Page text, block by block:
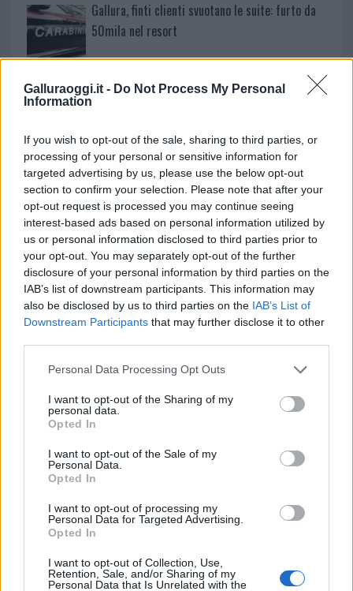
Galluraoggi.it - Do Not Process My Personal
Information
If you wish to opt-out of the sale, sharing to third parties, or
processing of your personal or sensitive information for
targeted advertising by us, please use the below opt-out
section to confirm your selection. Please note that after your
opt-out request is processed you may continue seeing
interest-based ads based on personal information utilized by
us or personal information disclosed to third parties prior to
your opt-out. You may separately opt-out of the further
disclosure of your personal information by third parties on the
IAB’s list of downstream participants. This information may
also be disclosed by us to third parties on the IAB’s List of
Downstream Participants that may further disclose it to other
Please note that this website/app uses one or more Google
not limited to your visit or usage behaviour. You may click to
grant or deny consent to Google and its third-party tags to
use your data for below specified purposes in below Google
consent section.
Personal Data Processing Opt Outs
I want to opt-out of the Sharing of my
personal data.
Opted In
I want to opt-out of the Sale of my
Personal Data.
Opted In
I want to opt-out of processing my
Personal Data for Targeted Advertising.
Opted In
I want to opt-out of Collection, Use,
Retention, Sale, and/or Sharing of my
Personal Data that Is Unrelated with the
Gallura, finti clienti svuotano le suite: furto da
50mila nel resort
protagonisti
Test tunnel Olbia: rampe chiuse ancora fino a
fine agosto
Aggius conquista la classifica delle mete più
amate dell’estate 2026
NECROLOGIE
Mario Malu